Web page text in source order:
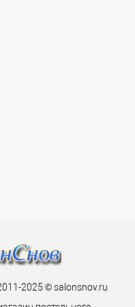
2025 © salonsnov.ru